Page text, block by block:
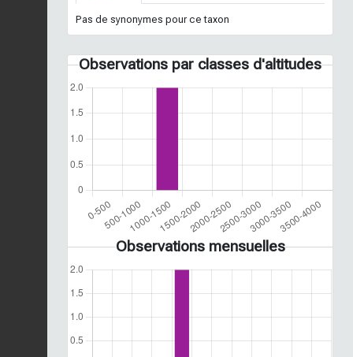
Pas de synonymes pour ce taxon
Observations par classes d'altitudes
Observations mensuelles